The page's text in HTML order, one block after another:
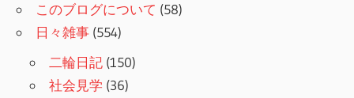
このブログについて (58)
日々雑事 (554)
二輪日記 (150)
社会見学 (36)